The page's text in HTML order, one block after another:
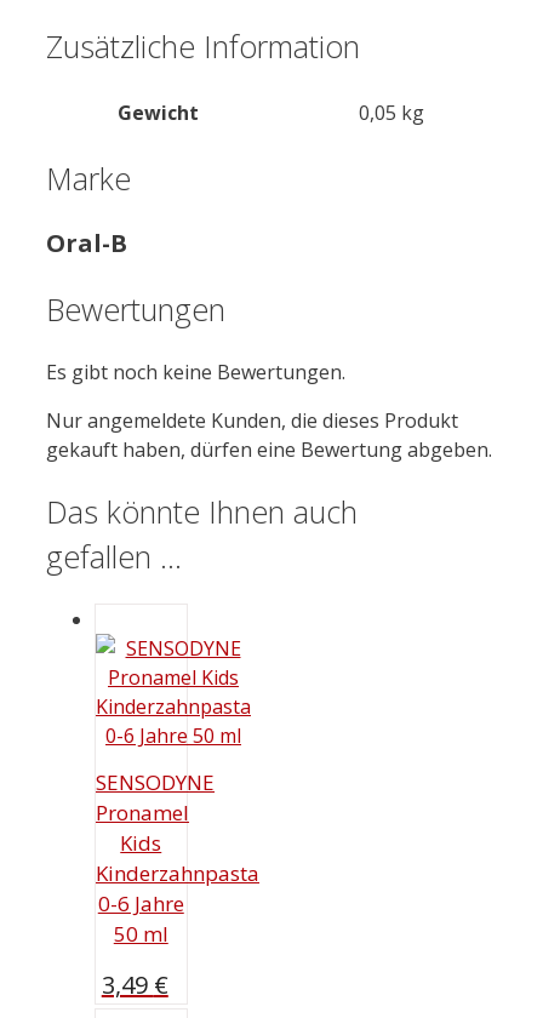
Zusätzliche Information
Gewicht 0,05 kg
Marke
Oral-B
Bewertungen
Es gibt noch keine Bewertungen.
Nur angemeldete Kunden, die dieses Produkt
gekauft haben, dürfen eine Bewertung abgeben.
Das könnte Ihnen auch
gefallen …
SENSODYNE
Pronamel
Kids
Kinderzahnpasta
0-6 Jahre
50 ml
3,49 €